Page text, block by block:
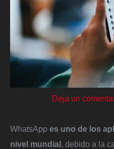
Deja un
WhatsApp es uno de los
nivel mundial, debido a la